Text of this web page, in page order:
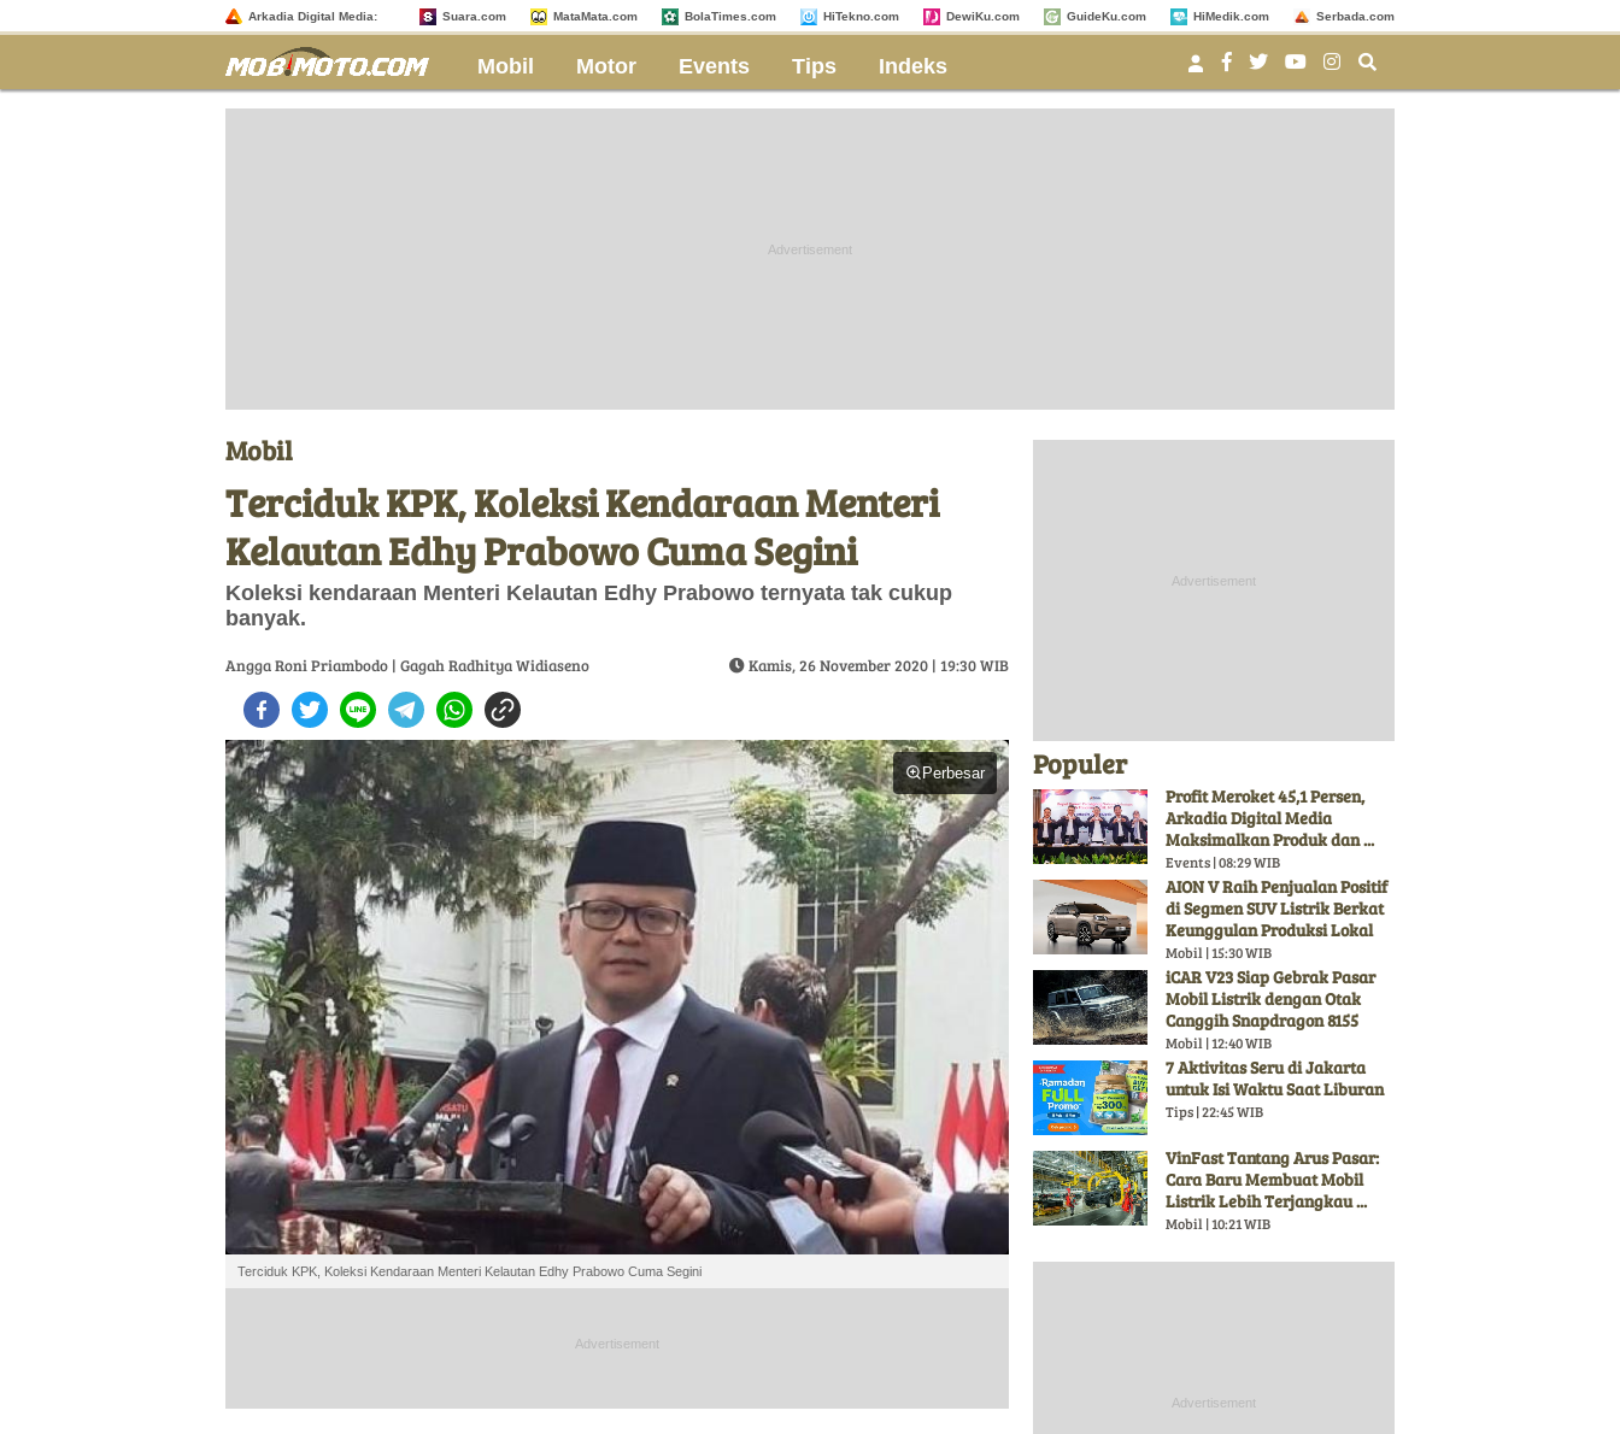
Arkadia Digital Media: Suara.com MataMata.com BolaTimes.com HiTekno.com DewiKu.com GuideKu.com HiMedik.com Serbada.com
Mobil Motor Events Tips Indeks
Mobil
Terciduk KPK, Koleksi Kendaraan Menteri
Kelautan Edhy Prabowo Cuma Segini
Koleksi kendaraan Menteri Kelautan Edhy Prabowo ternyata tak cukup
banyak.
Angga Roni Priambodo | Gagah Radhitya Widiaseno Kamis, 26 November 2020 | 19:30 WIB
Perbesar
Terciduk KPK, Koleksi Kendaraan Menteri Kelautan Edhy Prabowo Cuma Segini
Populer
Profit Meroket 45,1 Persen,
Arkadia Digital Media
Maksimalkan Produk dan ...
Events | 08:29 WIB
AION V Raih Penjualan Positif
di Segmen SUV Listrik Berkat
Keunggulan Produksi Lokal
Mobil | 15:30 WIB
iCAR V23 Siap Gebrak Pasar
Mobil Listrik dengan Otak
Canggih Snapdragon 8155
Mobil | 12:40 WIB
7 Aktivitas Seru di Jakarta
untuk Isi Waktu Saat Liburan
Tips | 22:45 WIB
VinFast Tantang Arus Pasar:
Cara Baru Membuat Mobil
Listrik Lebih Terjangkau ...
Mobil | 10:21 WIB